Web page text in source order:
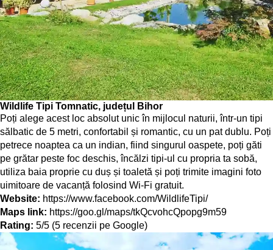
Wildlife Tipi Tomnatic, județul Bihor
Poți alege acest loc absolut unic în mijlocul naturii, într-un tipi
sălbatic de 5 metri, confortabil și romantic, cu un pat dublu. Poți
petrece noaptea ca un indian, fiind singurul oaspete, poți găti
pe grătar peste foc deschis, încălzi tipi-ul cu propria ta sobă,
utiliza baia proprie cu duș și toaletă și poți trimite imagini foto
uimitoare de vacanță folosind Wi-Fi gratuit.
Website: https://www.facebook.com/WildlifeTipi/
Maps link: https://goo.gl/maps/tkQcvohcQpopg9m59
Rating: 5/5 (5 recenzii pe Google)